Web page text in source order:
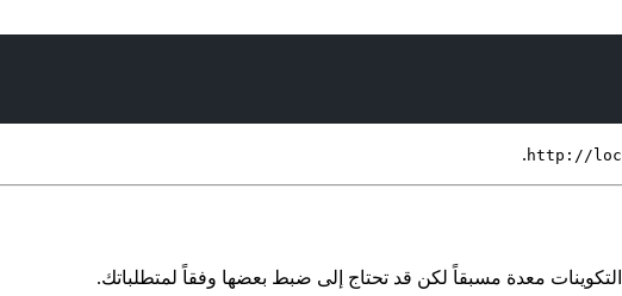
http://
.
معدة مسبقاً لكن قد تحتاج إلى ضبط بعضها وفقاً لمتطلباتك.